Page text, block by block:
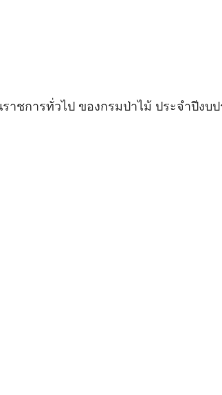
าชการทั่วไป ของกรมป่าไม้ ประจําปีงบ